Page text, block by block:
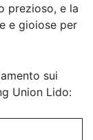
prezioso, e la
e gioiose per
sui
Union Lido: